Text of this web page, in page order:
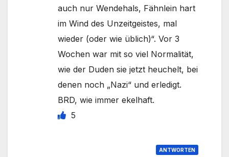
auch nur Wendehals, Fähnlein hart
im Wind des Unzeitgeistes, mal
wieder (oder wie üblich)“. Vor 3
Wochen war mit so viel Normalität,
wie der Duden sie jetzt heuchelt, bei
denen noch „Nazi“ und erledigt.
BRD, wie immer ekelhaft.
5
ANTWORTEN